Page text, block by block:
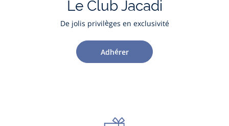
Le Club Jacadi
De jolis privilèges en exclusivité
Adhérer